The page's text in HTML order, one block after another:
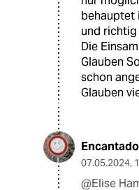
behauptet
und richtig
Die
Glauben
schon
Glauben
Encantado
07.05.2024,
@Elise